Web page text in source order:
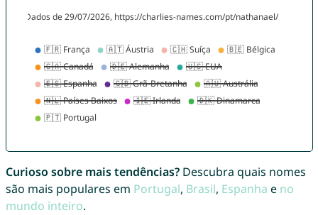
Curioso sobre mais tendências?Descubra quais nomes
são mais populares em Portugal, Brasil, Espanha e no
mundo inteiro.